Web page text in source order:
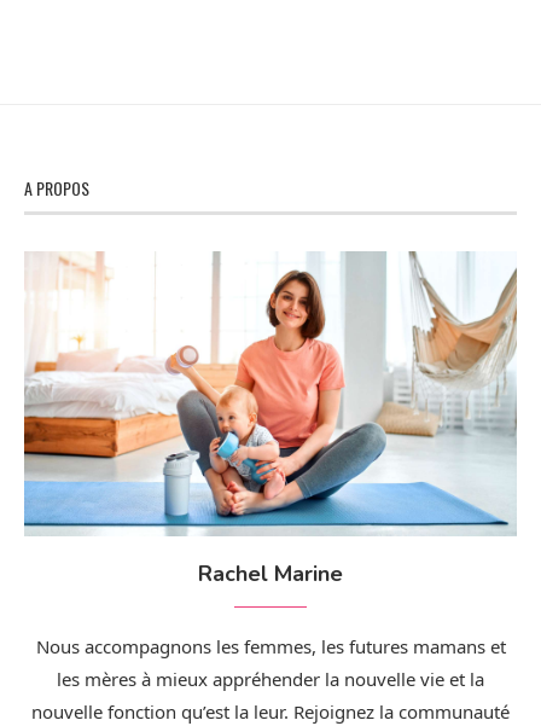
A PROPOS
Rachel Marine
Nous accompagnons les femmes, les futures mamans et
les mères à mieux appréhender la nouvelle vie et la
nouvelle fonction qu’est la leur. Rejoignez la communauté